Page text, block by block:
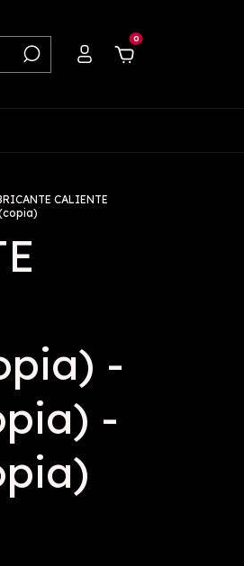
0
CALIENTE
-
-